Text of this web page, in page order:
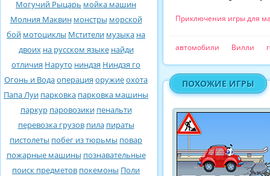
Могучий Рыцарь мойка машин
Молния Маквин монстры морской
бой мотоциклы Мстители музыка на
двоих на русском языке найди
отличия Наруто ниндзя Ниндзя го
Огонь и Водаоперация оружиеохота
Папа Луи парковка парковка машины
паркур паровозики пенальти
перевозка грузов пила пираты
пистолеты побег из тюрьмы повар
пожарные машины познавательные
поиск предметов покемоны Поли
Приключения игры для
автомобили Вилли
ПОХОЖИЕ ИГРЫ